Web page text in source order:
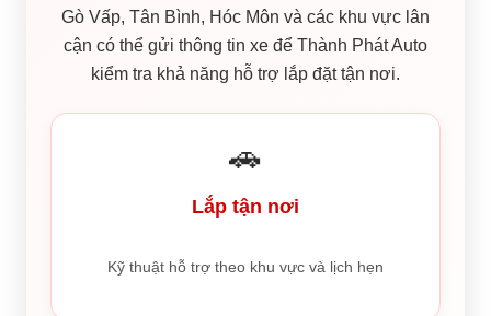
Gò Vấp, Tân Bình, Hóc Môn và các khu vực lân
cận có thể gửi thông tin xe để Thành Phát Auto
kiểm tra khả năng hỗ trợ lắp đặt tận nơi.
🚗
Lắp tận nơi
Kỹ thuật hỗ trợ theo khu vực và lịch hẹn